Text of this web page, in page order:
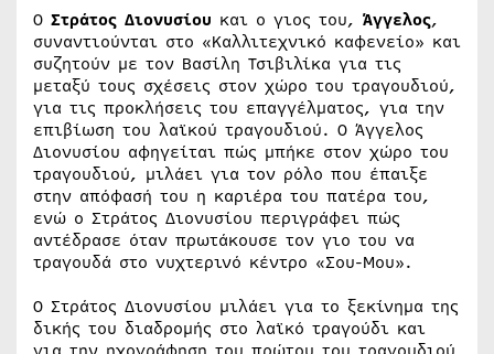
Ο Στράτος Διονυσίου και ο γιος του, Άγγελος,
συναντιούνται στο «Καλλιτεχνικό καφενείο» και
συζητούν με τον Βασίλη Τσιβιλίκα για τις
μεταξύ τους σχέσεις στον χώρο του τραγουδιού,
για τις προκλήσεις του επαγγέλματος, για την
επιβίωση του λαϊκού τραγουδιού. Ο Άγγελος
Διονυσίου αφηγείται πώς μπήκε στον χώρο του
τραγουδιού, μιλάει για τον ρόλο που έπαιξε
στην απόφασή του η καριέρα του πατέρα του,
ενώ ο Στράτος Διονυσίου περιγράφει πώς
αντέδρασε όταν πρωτάκουσε τον γιο του να
τραγουδά στο νυχτερινό κέντρο «Σου-Μου».
Ο Στράτος Διονυσίου μιλάει για το ξεκίνημα της
δικής του διαδρομής στο λαϊκό τραγούδι και